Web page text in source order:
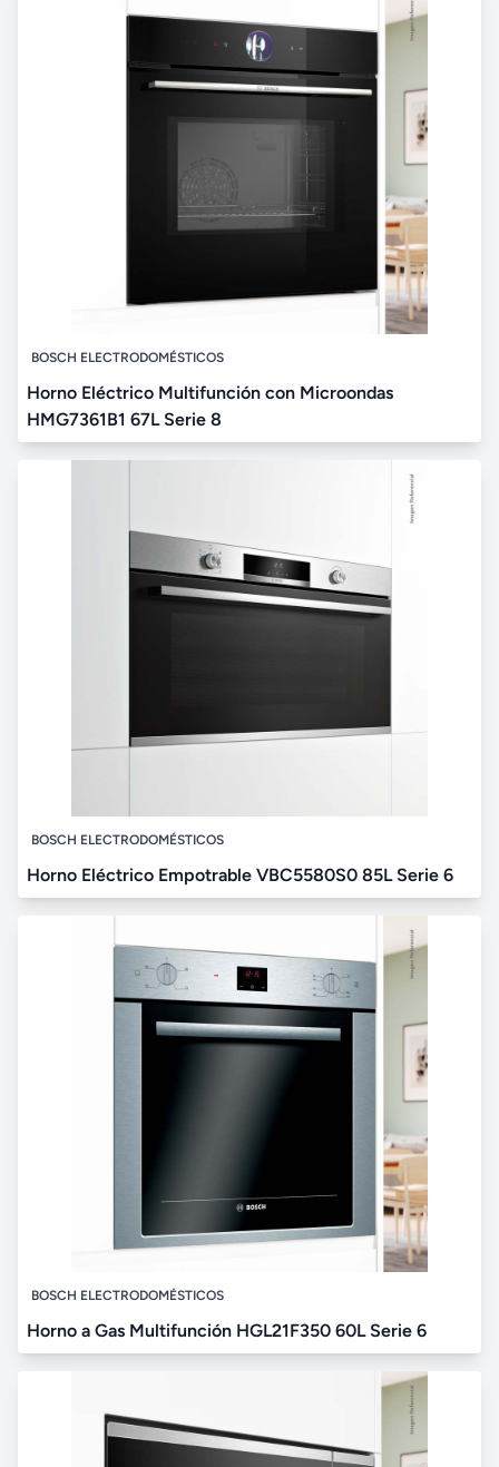
BOSCH ELECTRODOMÉSTICOS
Horno Eléctrico Multifunción con Microondas
HMG7361B1 67L Serie 8
BOSCH ELECTRODOMÉSTICOS
Horno Eléctrico Empotrable VBC5580S0 85L Serie 6
BOSCH ELECTRODOMÉSTICOS
Horno a Gas Multifunción HGL21F350 60L Serie 6